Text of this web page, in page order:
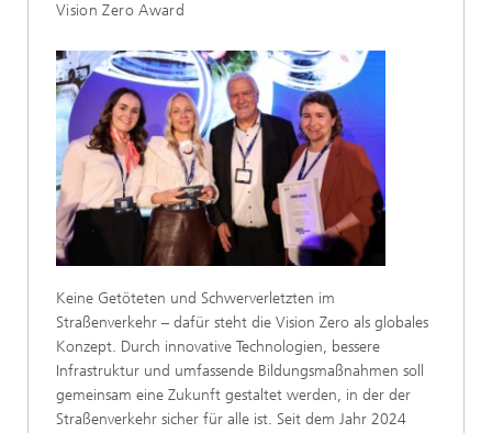
Vision Zero Award
Keine Getöteten und Schwerverletzten im
Straßenverkehr – dafür steht die Vision Zero als globales
Konzept. Durch innovative Technologien, bessere
Infrastruktur und umfassende Bildungsmaßnahmen soll
gemeinsam eine Zukunft gestaltet werden, in der der
Straßenverkehr sicher für alle ist. Seit dem Jahr 2024